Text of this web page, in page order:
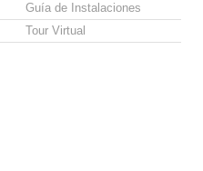
Guía de Instalaciones
Tour Virtual